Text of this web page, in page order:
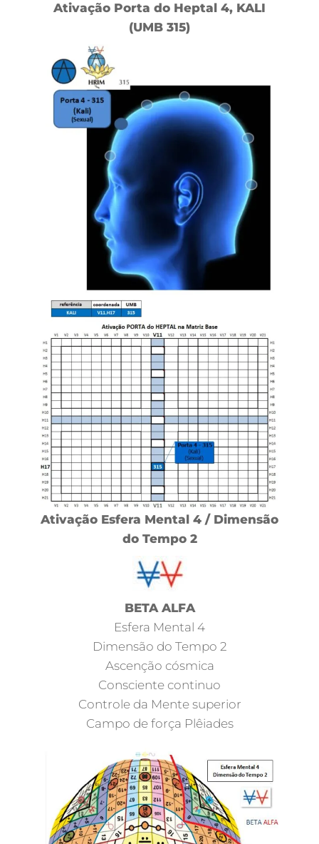
Ativação Porta do Heptal 4, KALI
(UMB 315)
Ativação Esfera Mental 4 / Dimensão
do Tempo 2
BETA ALFA
Esfera Mental 4
Dimensão do Tempo 2
Ascenção cósmica
Consciente continuo
Controle da Mente superior
Campo de força Plêiades